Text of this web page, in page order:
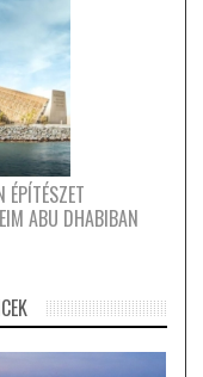
ÉPÍTÉSZET
ABU DHABIBAN